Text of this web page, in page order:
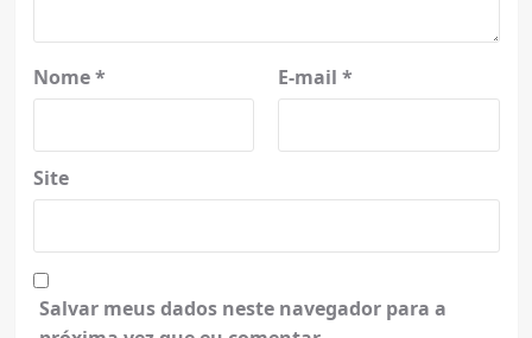
Nome* E-mail *
Site
Salvar meus dados neste navegador para a